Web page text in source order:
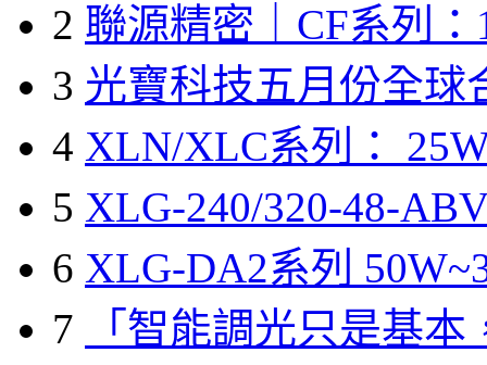
2 聯源精密｜CF系列：
3 光寶科技五月份全球
4 XLN/XLC系列：
5 XLG-240/320-48-
6 XLG-DA2系列
7
「智能調光只是基本